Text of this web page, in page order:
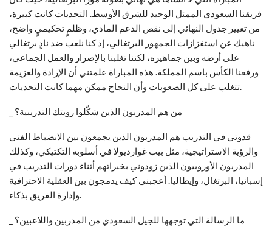
فريقنا السعودي الممثل الوحيد للشرق الأوسط. التحديات كانت كبيرة،
من تغيير جدول النهائي إلى نقص الدعم المادي، وظلمٍ تحكيميٍ واضح،
ناهيك عن استفزازات الجمهور البرتغالي، إذ كنا نلعب ضد نادٍ برتغالي
على أرضه وبين جماهيره، لكننا تغلبنا بالإصرار والعمل الجماعي،
ورفعنا الكأس باسم المملكة. هذه المباراة علمتني أن الإرادة والعزيمة
تتغلب على كل الصعوبات وأن النجاح ممكن مهما كانت التحديات.
_ من هم المدربون الذين شكّلوا رؤيتك التدريبية؟
قدوتي في التدريب هم المدربون الذين يجمعون بين الانضباط الفني
والرؤية الاستراتيجية، مثل بيب غوارديولا في أسلوبه التكتيكي، وكذلك
المدربون الأوروبيون الذين زودوني بخبراتهم أثناء دورات التدريب في
إسبانيا، البرتغال، وإيطاليا. أعجبني كيف يدمجون بين العقلية الاحترافية
وإدارة الفريق بذكاء.
_ ما الرسالة التي توجهها للجيل السعودي من المدربين واللاعبين؟